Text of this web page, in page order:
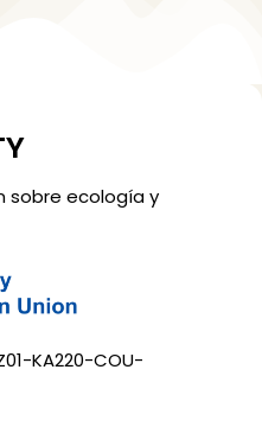
sobre ecología y
KA220-COU-